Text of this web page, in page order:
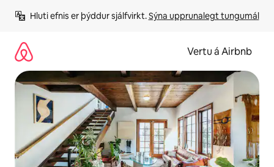
beint
Hluti efnis er þýddur sjálfvirkt. Sýna upprunalegt tungumál
Vertu á Airbnb